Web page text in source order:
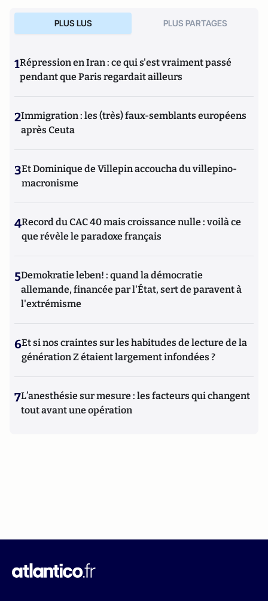
PLUS LUS PLUS PARTAGES
1Répression en Iran : ce qui s'est vraiment passé
pendant que Paris regardait ailleurs
2Immigration : les (très) faux-semblants européens
après Ceuta
3Et Dominique de Villepin accoucha du villepino-
macronisme
4Record du CAC 40 mais croissance nulle : voilà ce
que révèle le paradoxe français
5Demokratie leben! : quand la démocratie
allemande, financée par l'État, sert de paravent à
l'extrémisme
6Et si nos craintes sur les habitudes de lecture de la
génération Z étaient largement infondées ?
7L’anesthésie sur mesure : les facteurs qui changent
tout avant une opération